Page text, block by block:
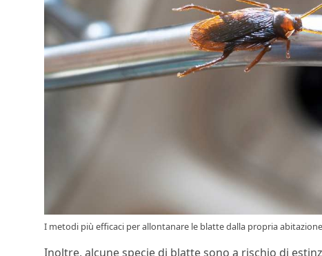
I metodi più efficaci per allontanare le blatte dalla propria
Inoltre, alcune specie di blatte sono a rischio di